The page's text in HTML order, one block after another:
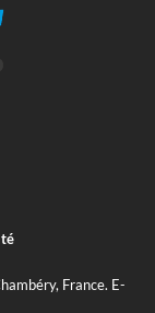
France. E-